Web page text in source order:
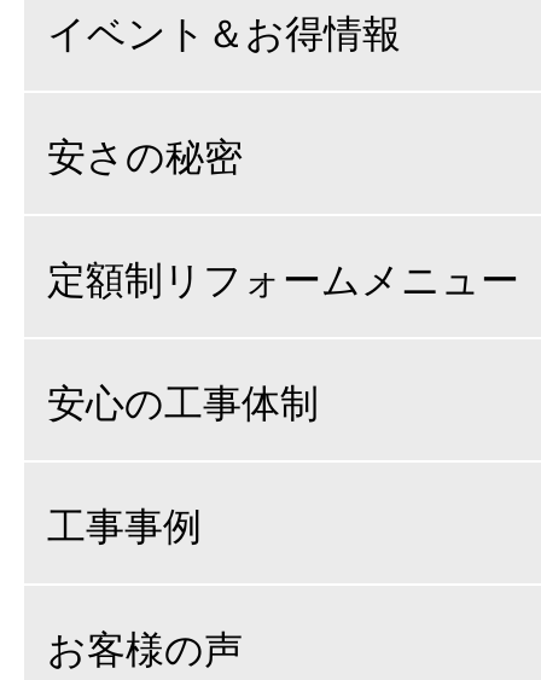
イベント＆お得情報
安さの秘密
定額制リフォームメニュー
安心の工事体制
工事事例
お客様の声